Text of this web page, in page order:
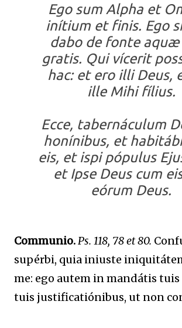
Ego sum Alpha et
inítium et finis. Ego
dabo de fonte
gratis. Qui vícerit
hac: et ero illi Deus,
ille Mihi fílius.
Ecce, tabernáculum
honínibus, et
eis, et ispi pópulus
et Ipse Deus cum
eórum Deus.
Communio. Ps. 118, 78 et 80.
supérbi, quia iniuste
me: ego autem in mandátis tuis
tuis justificatiónibus, ut non